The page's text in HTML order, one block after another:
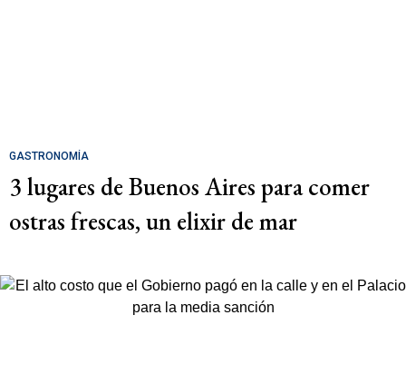
GASTRONOMÍA
3 lugares de Buenos Aires para comer
ostras frescas, un elixir de mar